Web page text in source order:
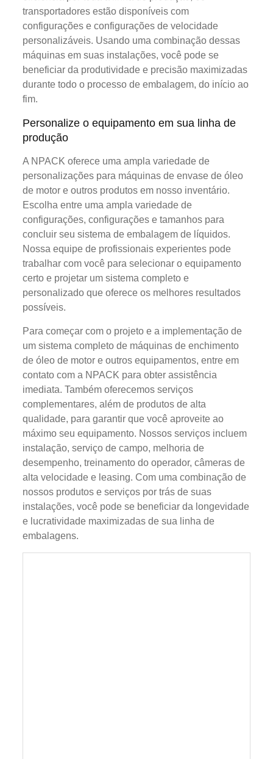
transportadores estão disponíveis com
configurações e configurações de velocidade
personalizáveis. Usando uma combinação dessas
máquinas em suas instalações, você pode se
beneficiar da produtividade e precisão maximizadas
durante todo o processo de embalagem, do início ao
fim.
Personalize o equipamento em sua linha de
produção
A NPACK oferece uma ampla variedade de
personalizações para máquinas de envase de óleo
de motor e outros produtos em nosso inventário.
Escolha entre uma ampla variedade de
configurações, configurações e tamanhos para
concluir seu sistema de embalagem de líquidos.
Nossa equipe de profissionais experientes pode
trabalhar com você para selecionar o equipamento
certo e projetar um sistema completo e
personalizado que oferece os melhores resultados
possíveis.
Para começar com o projeto e a implementação de
um sistema completo de máquinas de enchimento
de óleo de motor e outros equipamentos, entre em
contato com a NPACK para obter assistência
imediata. Também oferecemos serviços
complementares, além de produtos de alta
qualidade, para garantir que você aproveite ao
máximo seu equipamento. Nossos serviços incluem
instalação, serviço de campo, melhoria de
desempenho, treinamento do operador, câmeras de
alta velocidade e leasing. Com uma combinação de
nossos produtos e serviços por trás de suas
instalações, você pode se beneficiar da longevidade
e lucratividade maximizadas de sua linha de
embalagens.